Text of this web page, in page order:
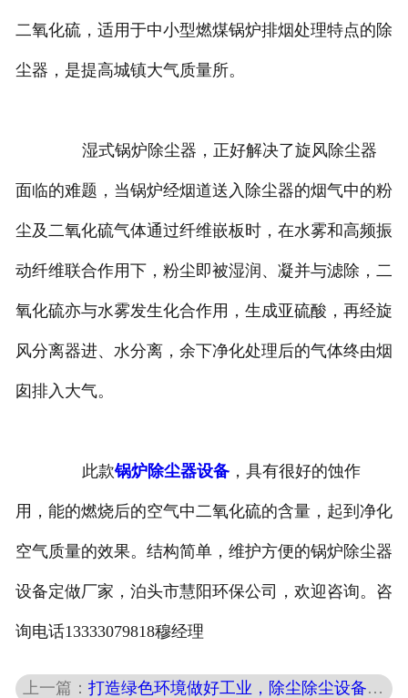
二氧化硫，适用于中小型燃煤锅炉排烟处理特点的除
尘器，是提高城镇大气质量所。
湿式锅炉除尘器，正好解决了旋风除尘器
面临的难题，当锅炉经烟道送入除尘器的烟气中的粉
尘及二氧化硫气体通过纤维嵌板时，在水雾和高频振
动纤维联合作用下，粉尘即被湿润、凝并与滤除，二
氧化硫亦与水雾发生化合作用，生成亚硫酸，再经旋
风分离器进、水分离，余下净化处理后的气体终由烟
囱排入大气。
此款锅炉除尘器设备，具有很好的蚀作
用，能的燃烧后的空气中二氧化硫的含量，起到净化
空气质量的效果。结构简单，维护方便的锅炉除尘器
设备定做厂家，泊头市慧阳环保公司，欢迎咨询。咨
询电话13333079818穆经理
上一篇：打造绿色环境做好工业，除尘除尘设备厂家认准